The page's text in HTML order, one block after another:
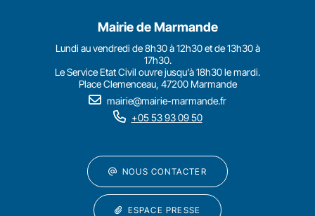
Mairie de Marmande
Lundi au vendredi de 8h30 à 12h30 et de 13h30 à
17h30.
Le Service Etat Civil ouvre jusqu'à 18h30 le mardi.
Place Clemenceau, 47200 Marmande
mairie@mairie-marmande.fr
+05 53 93 09 50
NOUS CONTACTER
ESPACE PRESSE